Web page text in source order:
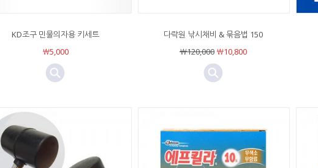
KD조구 민물의자용 키세트
￦5,000
다락원 낚시채비 & 묶음법 150
￦120,000 ￦10,800